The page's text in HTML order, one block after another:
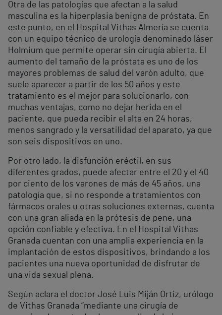
Otra de las patologías que afectan a la salud
masculina es la hiperplasia benigna de próstata. En
este punto, en el Hospital Vithas Almería se cuenta
con un equipo técnico de urología denominado láser
Holmium que permite operar sin cirugía abierta. El
aumento del tamaño de la próstata es uno de los
mayores problemas de salud del varón adulto, que
suele aparecer a partir de los 50 años y este
tratamiento es el mejor para solucionarlo, con
muchas ventajas, como no dejar herida en el
paciente, que pueda recibir el alta en 24 horas,
menos sangrado y la versatilidad del aparato, ya que
son seis dispositivos en uno.
Por otro lado, la disfunción eréctil, en sus
diferentes grados, puede afectar entre el 20 y el 40
por ciento de los varones de más de 45 años, una
patología que, si no responde a tratamientos con
fármacos orales u otras soluciones externas, cuenta
con una gran aliada en la prótesis de pene, una
opción confiable y efectiva. En el Hospital Vithas
Granada cuentan con una amplia experiencia en la
implantación de estos dispositivos, brindando a los
pacientes una nueva oportunidad de disfrutar de
una vida sexual plena.
Según aclara el doctor José Luis Miján Ortiz, urólogo
de Vithas Granada “mediante una cirugía de